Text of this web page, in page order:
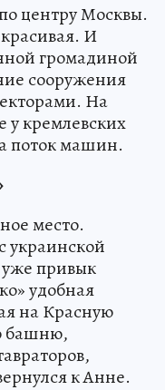
центру Москвы.
И
громадиной
сооружения
На
у кремлевских
поток машин.
место.
украинской
привык
удобная
на Красную
башню,
к Анне.